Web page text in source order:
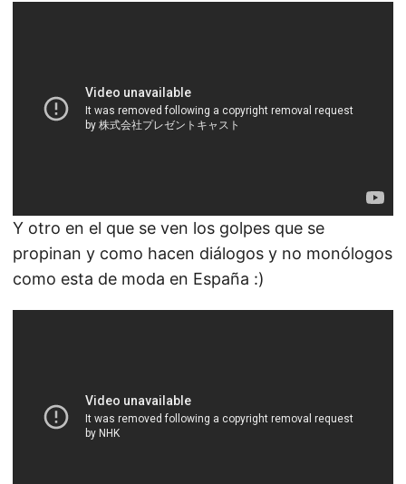
Y otro en el que se ven los golpes que se
propinan y como hacen diálogos y no monólogos
como esta de moda en España :)